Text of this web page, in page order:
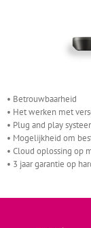
• Betrouwbaarheid
• Het werken met
• Plug and play
• Mogelijkheid om
• Cloud oplossing op
• 3 jaar garantie op